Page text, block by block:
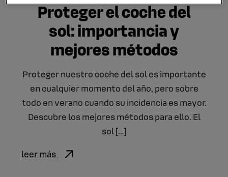
Proteger el coche del
sol: importancia y
mejores métodos
Proteger nuestro coche del sol es importante
en cualquier momento del año, pero sobre
todo en verano cuando su incidencia es mayor.
Descubre los mejores métodos para ello. El
sol […]
leer más